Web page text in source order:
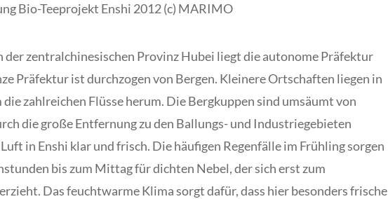
Bio-Teeprojekt Enshi 2012 (c) MARIMO
der zentralchinesischen Provinz Hubei liegt die autonome Präfektur
Präfektur ist durchzogen von Bergen. Kleinere Ortschaften liegen in
die zahlreichen Flüsse herum. Die Bergkuppen sind umsäumt von
die große Entfernung zu den Ballungs- und Industriegebieten
in Enshi klar und frisch. Die häufigen Regenfälle im Frühling sorgen
bis zum Mittag für dichten Nebel, der sich erst zum
Das feuchtwarme Klima sorgt dafür, dass hier besonders frische